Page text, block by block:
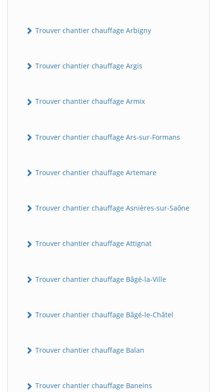
Trouver chantier chauffage Arbigny
Trouver chantier chauffage Argis
Trouver chantier chauffage Armix
Trouver chantier chauffage Ars-sur-Formans
Trouver chantier chauffage Artemare
Trouver chantier chauffage Asnières-sur-Saône
Trouver chantier chauffage Attignat
Trouver chantier chauffage Bâgé-la-Ville
Trouver chantier chauffage Bâgé-le-Châtel
Trouver chantier chauffage Balan
Trouver chantier chauffage Baneins